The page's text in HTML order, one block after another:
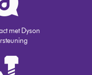
met Dyson